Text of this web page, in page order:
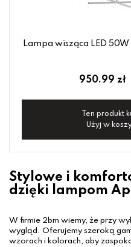
Lampa wisząca LED
950.99 zł
Ten produkt
Użyj w
Stylowe i
dzięki lampom
W firmie 2bm wiemy, że przy
wygląd. Oferujemy szeroką
wzorach i kolorach, aby